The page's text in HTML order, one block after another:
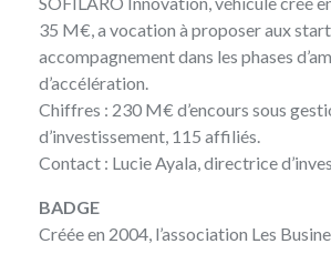
35 M€, a vocation à proposer aux
accompagnement dans les phases
d’accélération.
Chiffres : 230 M€ d’encours sous
d’investissement, 115 affiliés.
Contact : Lucie Ayala , directrice
BADGE
Créée en 2004, l’association Les